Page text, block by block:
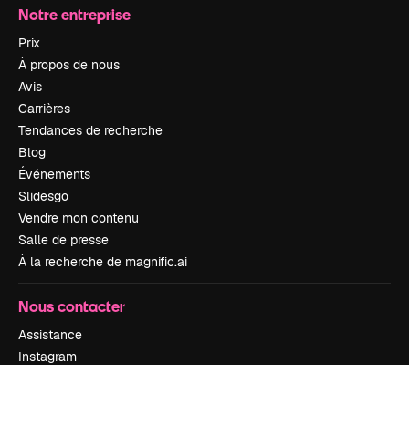
Notre entreprise
Prix
À propos de nous
Avis
Carrières
Tendances de recherche
Blog
Événements
Slidesgo
Vendre mon contenu
Salle de presse
À la recherche de magnific.ai
Nous contacter
Assistance
Instagram